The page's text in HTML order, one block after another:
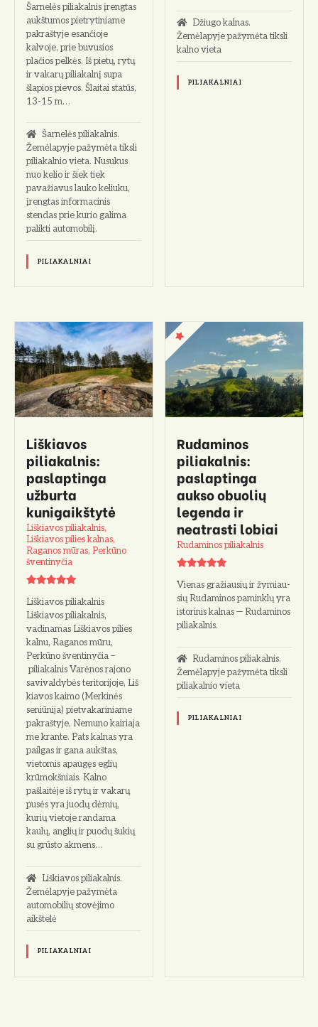
Šarnelės piliakalnis įrengtas
aukštumos pietrytiniame
pakraštyje esančioje
kalvoje, prie buvusios
plačios pelkės. Iš pietų, rytų
ir vakarų piliakalnį supa
šlapios pievos. Šlaitai statūs,
13-15 m…
Šarnelės piliakalnis.
Žemėlapyje pažymėta tiksli
piliakalnio vieta. Nusukus
nuo kelio ir šiek tiek
pavažiavus lauko keliuku,
įrengtas informacinis
stendas prie kurio galima
palikti automobilį.
PILIAKALNIAI
Džiugo kalnas.
Žemėlapyje pažymėta tiksli
kalno vieta
PILIAKALNIAI
Liškiavos
piliakalnis:
paslaptinga
užburta
kunigaikštytė
Liškiavos piliakalnis,
Liškiavos pilies kalnas,
Raganos mūras, Perkūno
šventinyčia
Liškiavos piliakalnis
Liškiavos piliakalnis,
vadinamas Liškiavos pilies
kalnu, Raganos mūru,
Perkūno šventinyčia –
piliakalnis Varėnos rajono
savivaldybės teritorijoje, Liš
kiavos kaimo (Merkinės
seniūnija) pietvakariniame
pakraštyje, Nemuno kairiaja
me krante. Pats kalnas yra
pailgas ir gana aukštas,
vietomis ap­augęs eglių
krūmokšniais. Kalno
pašlaitėje iš rytų ir vakarų
pusės yra juodų dėmių,
kurių vietoje randama
kaulų, anglių ir puodų šukių
su grūsto akmens…
Liškiavos piliakalnis.
Žemėlapyje pažymėta
automobilių stovėjimo
aikštelė
PILIAKALNIAI
Rudaminos
piliakalnis:
paslaptinga
aukso obuolių
legenda ir
neatrasti lobiai
Rudaminos piliakalnis
Vienas gražiausių ir žymiau­
sių Rudaminos paminklų yra
istorinis kalnas — Rudaminos
piliakalnis.
Rudaminos piliakalnis.
Žemėlapyje pažymėta tiksli
piliakalnio vieta
PILIAKALNIAI